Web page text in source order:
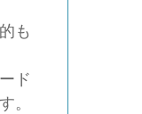
も
ド
。